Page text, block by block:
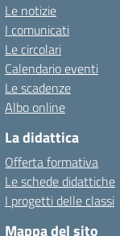
Le notizie
I comunicati
Le circolari
Calendario eventi
Le scadenze
Albo online
La didattica
Offerta formativa
Le schede didattiche
I progetti delle classi
Mappa del sito